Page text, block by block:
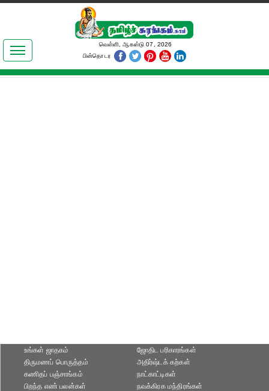
இலக்கியங்கள்
தமிழ் உலகம்
வெள்ளி, ஆகஸ்டு 07, 2026
பின்தொடர
உங்கள் ஜாதகம்
திருமணப் பொருத்தம்
கணிதப் பஞ்சாங்கம்
ஜோதிட ப‌ரிகார‌ங்க‌ள்
அதிர்ஷ்டக் கற்கள்
நாட்காட்டிகள்
பிறந்த எண் பலன்கள்
நவக்கிரக மந்திரங்கள்